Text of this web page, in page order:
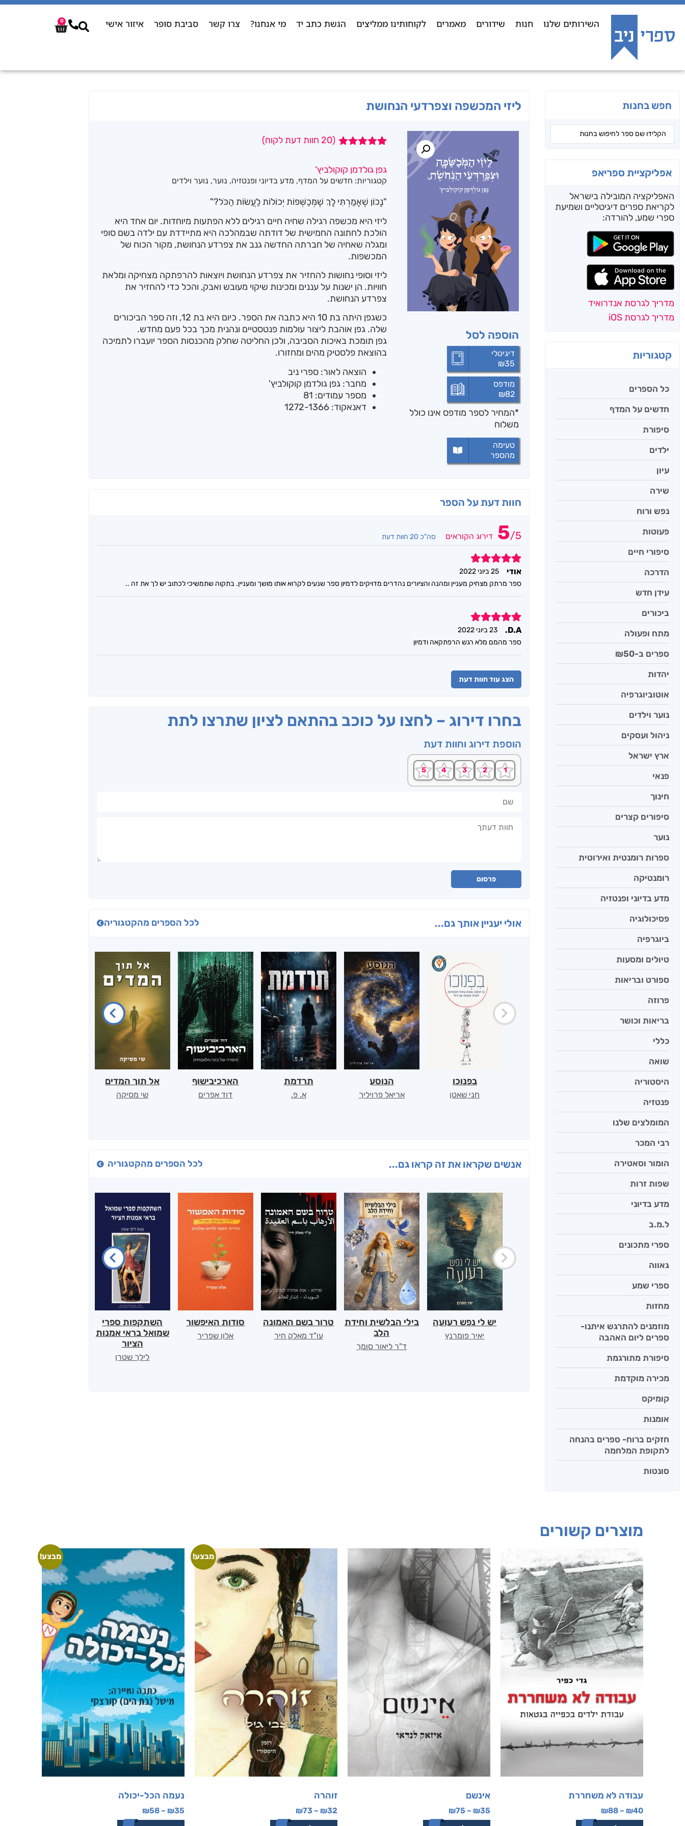
השירותים שלנו חנות שידורים מאמרים לקוחותינו ממליצים הגשת כתב יד מי אנחנו? צרו קשר סביבת סופר איזור אישי 0
חפש בחנות
אפליקציית ספריאפ
האפליקציה המובילה בישראל
לקריאת ספרים דיגיטליים ושמיעת
ספרי שמע, להורדה:
מדריך לגרסת אנדרואיד
מדריך לגרסת iOS
קטגוריות
כל הספרים
חדשים על המדף
סיפורת
ילדים
עיון
שירה
נפש ורוח
פעוטות
סיפורי חיים
הדרכה
עידן חדש
ביכורים
מתח ופעולה
ספרים ב-₪50
יהדות
אוטוביוגרפיה
נוער וילדים
ניהול ועסקים
ארץ ישראל
פנאי
חינוך
סיפורים קצרים
נוער
ספרות רומנטית ואירוטית
רומנטיקה
מדע בדיוני ופנטזיה
פסיכולוגיה
ביוגרפיה
טיולים ומסעות
ספורט ובריאות
פרוזה
בריאות וכושר
כללי
שואה
היסטוריה
פנטזיה
המומלצים שלנו
רבי המכר
הומור וסאטירה
שפות זרות
מדע בדיוני
ל.מ.ב
ספרי מתכונים
גאווה
ספרי שמע
מחזות
מוזמנים להתרגש איתנו-
ספרים ליום האהבה
סיפורת מתורגמת
מכירה מוקדמת
קומיקס
אומנות
חזקים ברוח- ספרים בהנחה
לתקופת המלחמה
סונטות
ליזי המכשפה וצפרדעי הנחושת
הוספה לסל
דיגיטלי
₪35
מודפס
₪82
*המחיר לספר מודפס אינו כולל
משלוח
טעימה
מהספר
מבוסס על
דירוגים של
(
20 חוות דעת לקוח)
גפן גולדמן קוקולביץ'
קטגוריות: חדשים על המדף, מדע בדיוני ופנטזיה, נוער, נוער וילדים
"נָכוֹן שֶׁאָמַרְתִּי לָךְ שֶׁמְּכַשְּׁפוֹת יְכוֹלוֹת לַעֲשׂוֹת הַכֹּל?"
ליזי היא מכשפה רגילה שחיה חיים רגילים ללא הפתעות מיוחדות. יום אחד היא
הולכת לחתונה החמישית של דודתה שבמהלכה היא מתיידדת עם ילדה בשם סופי
ומגלה שאחיה של חברתה החדשה גנב את צפרדע הנחושת, מקור הכוח של
המכשפות.
ליזי וסופי נחושות להחזיר את צפרדע הנחושת ויוצאות להרפתקה מצחיקה ומלאת
חוויות. הן ישנות על עננים ומכינות שיקוי מעובש ואבק, והכל כדי להחזיר את
צפרדע הנחושת.
כשגפן היתה בת 10 היא כתבה את הספר. כיום היא בת 12, וזה ספר הביכורים
שלה. גפן אוהבת ליצור עולמות פנטסטיים ונהנית מכך בכל פעם מחדש.
גפן תומכת באיכות הסביבה, ולכן החליטה שחלק מהכנסות הספר יועברו לתמיכה
בהוצאת פלסטיק מהים ומחזורו.
הוצאה לאור: ספרי ניב
מחבר: גפן גולדמן קוקולביץ'
מספר עמודים: 81
דאנאקוד: 1272-1366
חוות דעת על הספר
5/5 דירוג הקוראים סה"כ 20 חוות דעת
5
אודי
25 ביוני 2022
ספר מרתק מצחיק מעניין ומהנה והציורים נהדרים מדויקים לדמיון ספר שנעים לקרוא אותו מושך ומעניין. בתקוה שתמשיכי לכתוב יש לך את זה ..
5
D.A.
23 ביוני 2022
ספר מהמם מלא רגש הרפתקאה ודמיון
הצג עוד חוות דעת
בחרו דירוג – לחצו על כוכב בהתאם לציון שתרצו לתת
הוספת דירוג וחוות דעת
פרסום
אולי יעניין אותך גם... לכל הספרים מהקטגוריה
בפנוכו
חני שאטן
הנוסע
אריאל פרויליך
תרדמת
א. פ.
הארכיבישוף
דוד אפרים
אל תוך המדים
שי מסיקה
אנשים שקראו את זה קראו גם... לכל הספרים מהקטגוריה
יש לי נפש רעועה
יאיר פומרנץ
בילי הבלשית וחידת
הלב
ד"ר ליאור סומך
טרור בשם האמונה
עו"ד מאלק חיר
סודות האיפשור
אלון שפריר
השתקפות ספרי
שמואל בראי אמנות
הציור
לילך שטרן
מוצרים קשורים
עבודה לא משחררת
₪40
–
₪88
אינשם
₪35
–
₪75
מבצע!
זוהרה
₪32
–
₪73
מבצע!
נעמה הכל-יכולה
₪35
–
₪58